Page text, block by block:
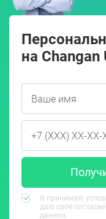
на Changan
Я принимаю
даю свое
данных